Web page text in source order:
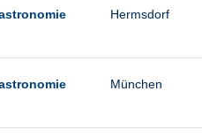
Hermsdorf
München